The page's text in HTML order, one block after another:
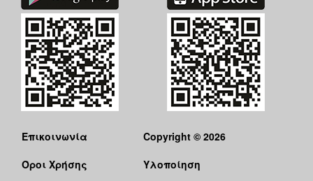
Επικοινωνία
Όροι Χρήσης
Copyright © 2026
Υλοποίηση